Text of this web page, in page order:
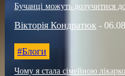
Бучанці можуть долучитися
Вікторія Кондратюк -
#Блоги
Чому я стала сімейною